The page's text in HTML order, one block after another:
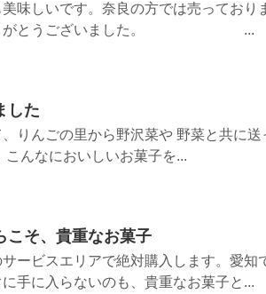
味しいです。奈良の方では売っており
ありがとうございました。 ...
した
りんごの里から野沢菜や 野菜と共に
んなにおいしいお菓子を...
こそ、貴重なお菓子
ービスエリアで絶対購入します。愛知
手に入らないのも、貴重なお菓子と...